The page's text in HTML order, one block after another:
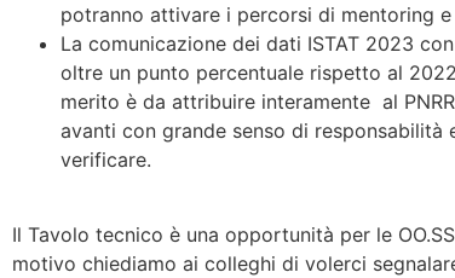
potranno attivare i percorsi di mentoring
La comunicazione dei dati ISTAT 2023
oltre un punto percentuale rispetto al
merito è da attribuire interamente al
avanti con grande senso di
verificare.
Il Tavolo tecnico è una opportunità per le
motivo chiediamo ai colleghi di volerci